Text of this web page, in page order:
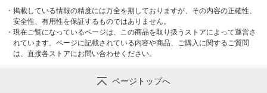
・ 掲載している情報の精度には万全を期しておりますが、その内容の正確性、
安全性、有用性を保証するものではありません。
・ 現在ご覧になっているページは、この商品を取り扱うストアによって運営さ
れています。ページに記載されている内容や商品、ご購入に関するご質問
は、直接各ストアにお問い合わせください。
ページトップへ